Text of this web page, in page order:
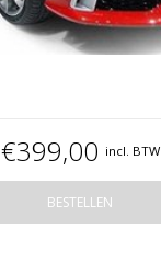
€399,00 incl. BTW
BESTELLEN